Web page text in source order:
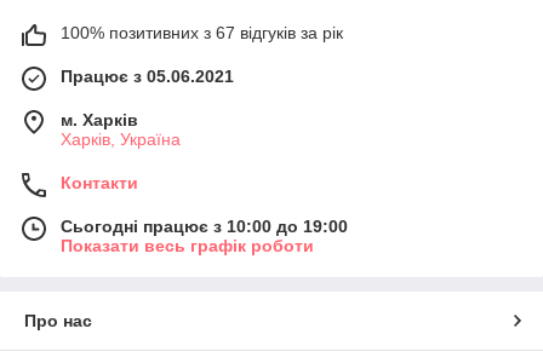
100% позитивних з 67 відгуків за рік
Працює з 05.06.2021
м. Харків
Харків, Україна
Контакти
Сьогодні працює з 10:00 до 19:00
Показати весь графік роботи
Про нас